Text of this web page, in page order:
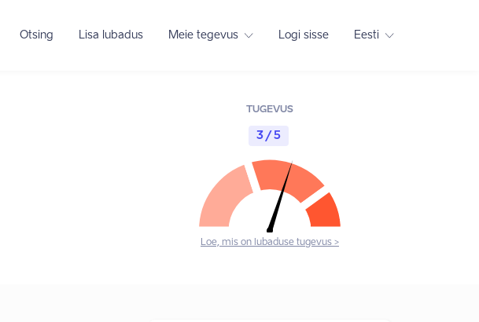
Otsing Lisa lubadus Meie tegevus Logi sisse Eesti
TUGEVUS
3 / 5
Loe, mis on lubaduse tugevus >